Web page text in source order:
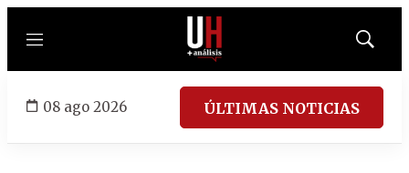
Menú
Mostrar
08 ago 2026 ÚLTIMAS NOTICIAS